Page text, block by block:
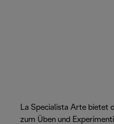
La Specialista Arte bietet
zum Üben und